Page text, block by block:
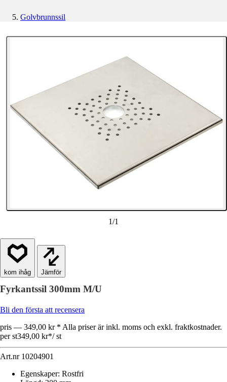
Golvbrunnssil
1/1
Jämför
Fyrkantssil 300mm M/U
Bli den första att recensera
pris — 349,00 kr * Alla priser är inkl. moms och exkl. fraktkostnader.
per st349,00 kr*/ st
Art.nr 10204901
Egenskaper: Rostfri